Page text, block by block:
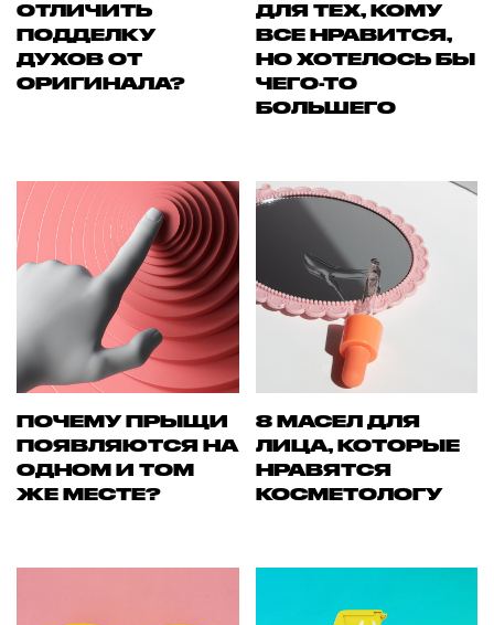
ОТЛИЧИТЬ
ПОДДЕЛКУ
ДУХОВ ОТ
ОРИГИНАЛА?
ДЛЯ ТЕХ, КОМУ
ВСЕ НРАВИТСЯ,
НО ХОТЕЛОСЬ БЫ
ЧЕГО-ТО
БОЛЬШЕГО
ПОЧЕМУ ПРЫЩИ
ПОЯВЛЯЮТСЯ НА
ОДНОМ И ТОМ
ЖЕ МЕСТЕ?
8 МАСЕЛ ДЛЯ
ЛИЦА, КОТОРЫЕ
НРАВЯТСЯ
КОСМЕТОЛОГУ